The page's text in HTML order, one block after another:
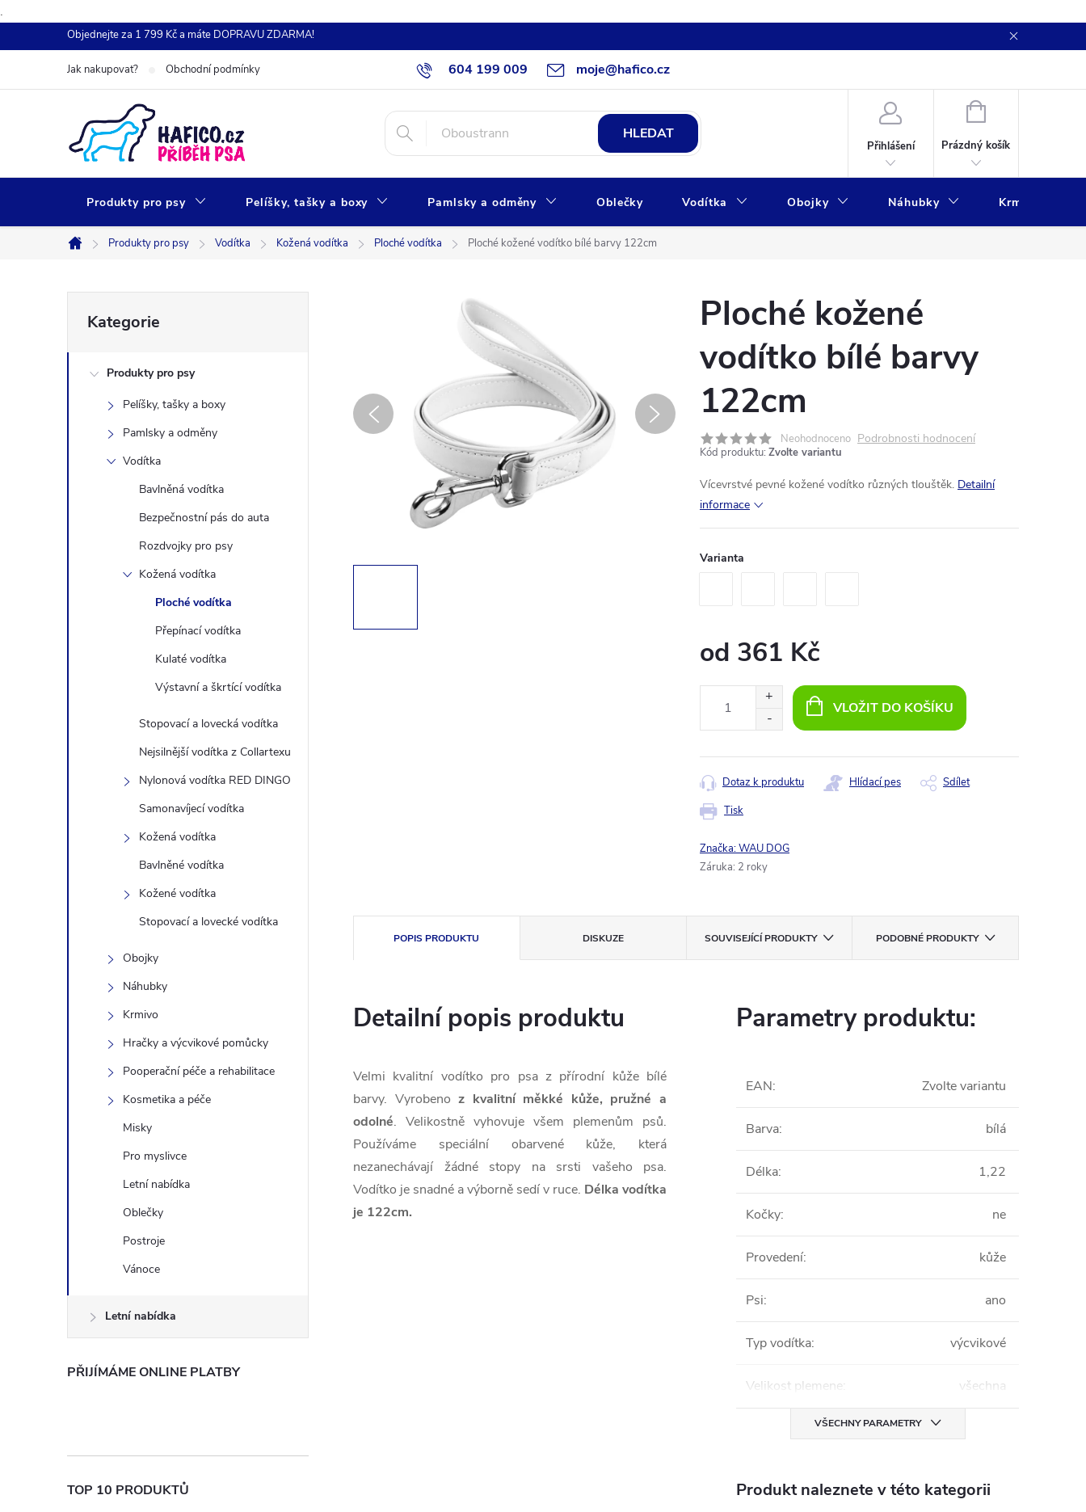
.
na
Objednejte za 1 799 Kč a máte DOPRAVU ZDARMA!
604 199 009 moje@hafico.cz
Jak nakupovat? Obchodní podmínky
HLEDAT
Přihlášení
NÁKUPNÍ
Prázdný košík
Produkty pro psy Pelíšky, tašky a boxy Pamlsky a odměny Oblečky Vodítka Obojky Náhubky Krmivo
Domů
Produkty pro psy Vodítka Kožená vodítka Ploché vodítka Ploché kožené vodítko bílé barvy 122cm
o
kategorie
Kategorie
Produkty pro psy
Pelíšky, tašky a boxy
Pamlsky a odměny
Vodítka
Bavlněná vodítka
Bezpečnostní pás do auta
Rozdvojky pro psy
Kožená vodítka
Ploché vodítka
Přepínací vodítka
Kulaté vodítka
Výstavní a škrtící vodítka
Stopovací a lovecká vodítka
Nejsilnější vodítka z Collartexu
Nylonová vodítka RED DINGO
Samonavíjecí vodítka
Kožená vodítka
Bavlněné vodítka
Kožené vodítka
Stopovací a lovecké vodítka
Obojky
Náhubky
Krmivo
Hračky a výcvikové pomůcky
Pooperační péče a rehabilitace
Kosmetika a péče
Misky
Pro myslivce
Letní nabídka
Oblečky
Postroje
Vánoce
Letní nabídka
PŘIJÍMÁME ONLINE PLATBY
TOP 10 PRODUKTŮ
Ploché kožené
vodítko bílé barvy
122cm
Neohodnoceno Podrobnosti hodnocení
Kód produktu: Zvolte variantu
Vícevrstvé pevné kožené vodítko různých tlouštěk. Detailní
informace
Varianta
od 361 Kč
VLOŽIT DO KOŠÍKU
Tisk
Dotaz k produktu Hlídací pes Sdílet
Značka:WAU DOG
Záruka: 2 roky
POPIS PRODUKTU DISKUZE SOUVISEJÍCÍ PRODUKTY PODOBNÉ PRODUKTY
Detailní popis produktu
Velmi kvalitní vodítko pro psa z přírodní kůže bílé
barvy. Vyrobenoz kvalitní měkké kůže, pružné a
odolné. Velikostně vyhovuje všem plemenům psů.
Používáme
speciální obarvené
kůže, která
nezanechávají žádné
stopy na srsti vašeho psa.
Vodítko je snadné avýborně sedív ruce. Délka vodítka
je 122cm.
Parametry produktu:
EAN: Zvolte variantu
Barva: bílá
Délka: 1,22
Kočky: ne
Provedení: kůže
Psi: ano
Typ vodítka: výcvikové
Velikost plemene: všechna
VŠECHNY PARAMETRY
Produkt naleznete v této kategorii